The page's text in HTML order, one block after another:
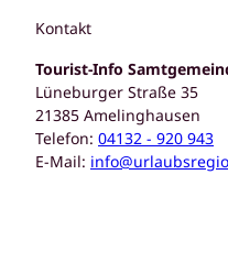
Kontakt
Tourist-Info
Lüneburger Straße 35
21385 Amelinghausen
Telefon: 04132 - 920 943
E-Mail: